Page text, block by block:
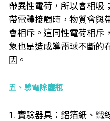
帶異性電荷，所以會相吸
帶電體接觸時，物質會與
會相斥。這同性電荷相斥
象也是造成導電球不斷的
因。
五、驗電除塵瓶
1. 實驗器具：鋁箔紙、鐵